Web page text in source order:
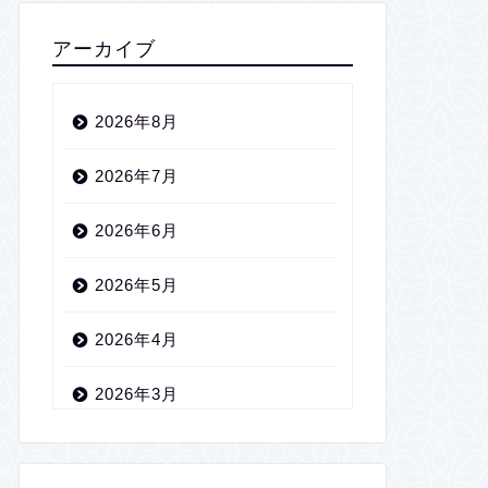
アーカイブ
2026年8月
2026年7月
2026年6月
2026年5月
2026年4月
2026年3月
2026年2月